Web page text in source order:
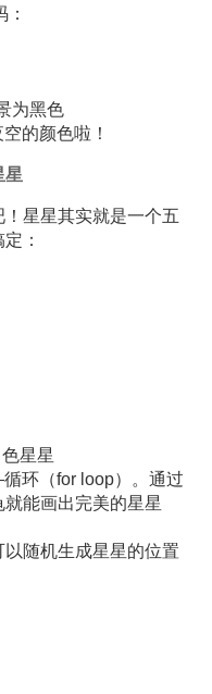
为黑色
的颜色啦！
星
星星其实就是一个五
：
星星
环（for loop）。通过
能画出完美的星星
随机生成星星的位置